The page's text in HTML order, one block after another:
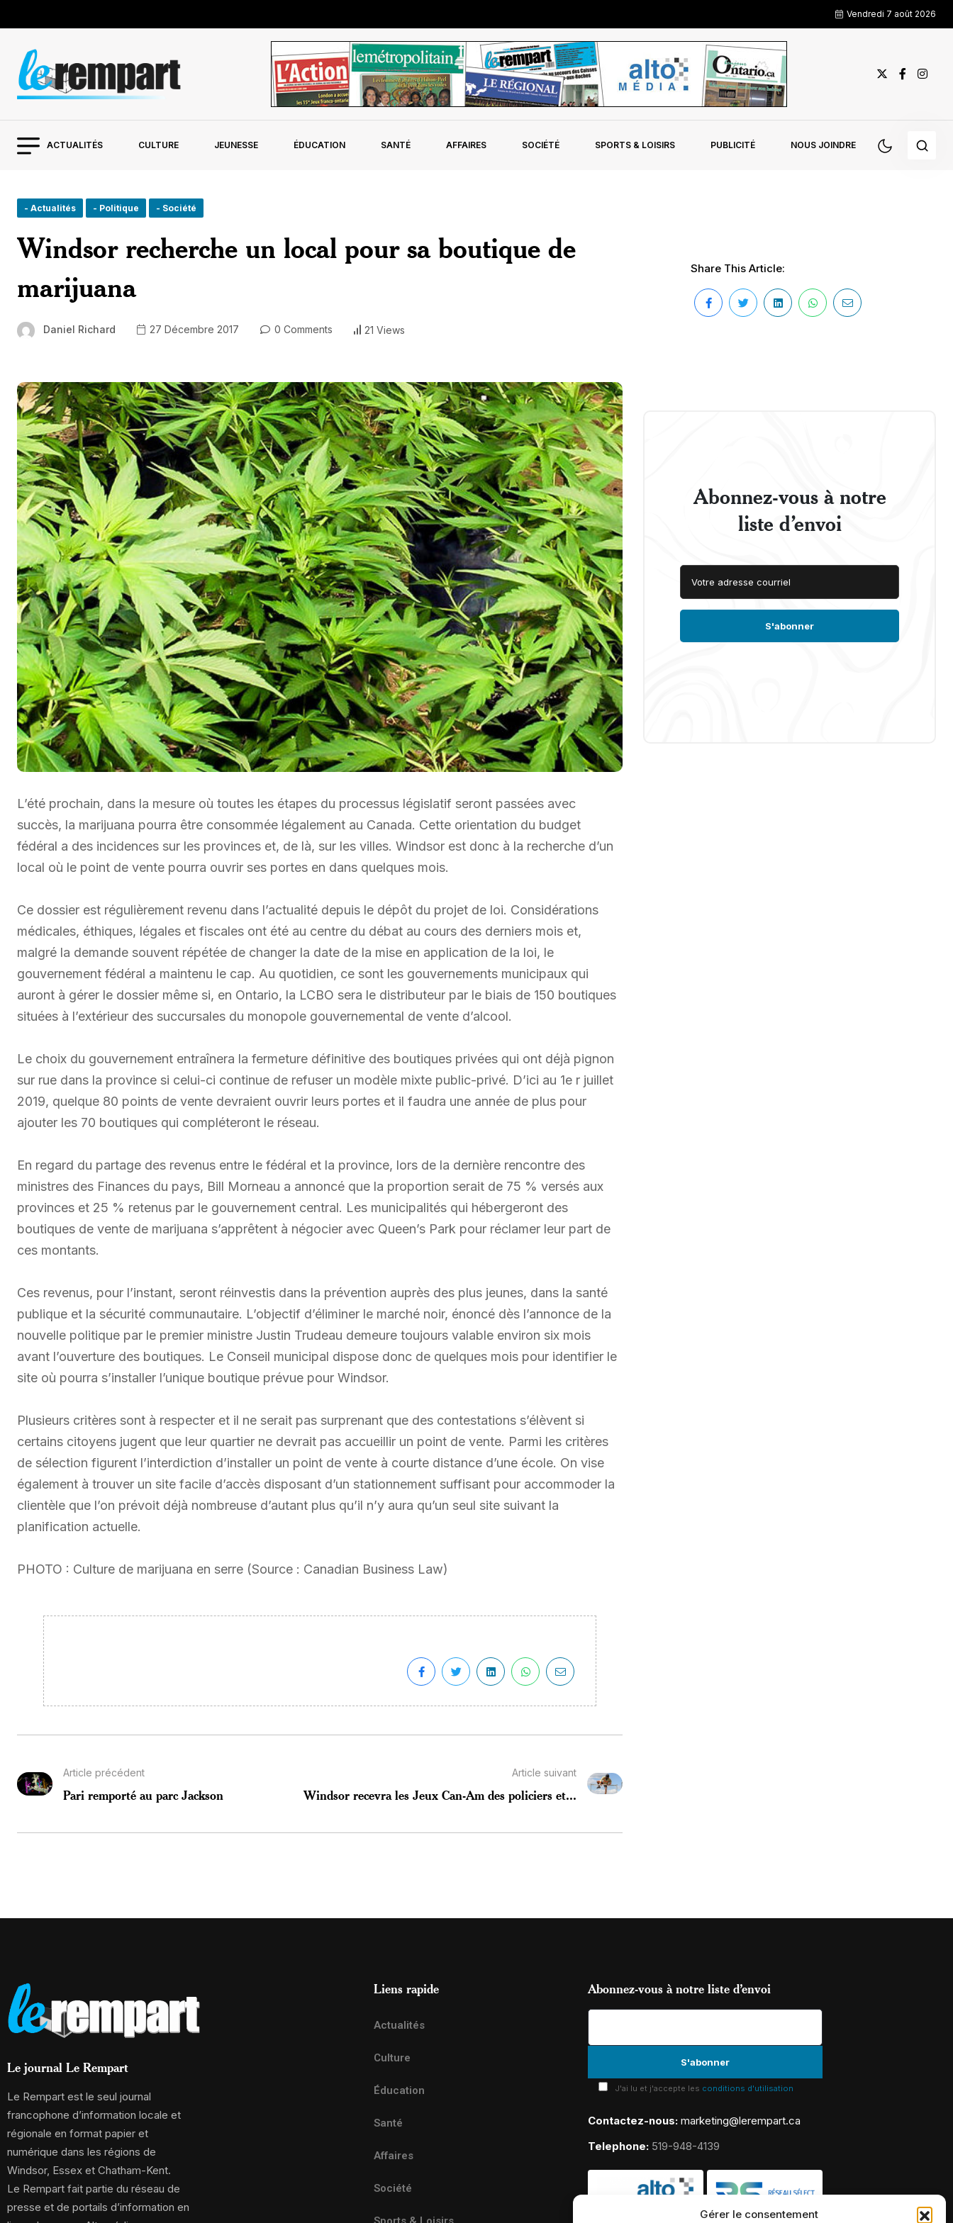
Gérer le consentement
Vendredi 7 août 2026
ACTUALITÉS CULTURE JEUNESSE ÉDUCATION SANTÉ AFFAIRES SOCIÉTÉ SPORTS & LOISIRS PUBLICITÉ NOUS JOINDRE
- Actualités - Politique - Société
Windsor recherche un local pour sa boutique de
marijuana
Daniel Richard 27 Décembre 2017 0 Comments 21 Views
Share This Article:
L’été prochain, dans la mesure où toutes les étapes du processus législatif seront passées avec
succès, la marijuana pourra être consommée légalement au Canada. Cette orientation du budget
fédéral a des incidences sur les provinces et, de là, sur les villes. Windsor est donc à la recherche d’un
local où le point de vente pourra ouvrir ses portes en dans quelques mois.
Ce dossier est régulièrement revenu dans l’actualité depuis le dépôt du projet de loi. Considérations
médicales, éthiques, légales et fiscales ont été au centre du débat au cours des derniers mois et,
malgré la demande souvent répétée de changer la date de la mise en application de la loi, le
gouvernement fédéral a maintenu le cap. Au quotidien, ce sont les gouvernements municipaux qui
auront à gérer le dossier même si, en Ontario, la LCBO sera le distributeur par le biais de 150 boutiques
situées à l’extérieur des succursales du monopole gouvernemental de vente d’alcool.
Le choix du gouvernement entraînera la fermeture définitive des boutiques privées qui ont déjà pignon
sur rue dans la province si celui-ci continue de refuser un modèle mixte public-privé. D’ici au 1e r juillet
2019, quelque 80 points de vente devraient ouvrir leurs portes et il faudra une année de plus pour
ajouter les 70 boutiques qui compléteront le réseau.
En regard du partage des revenus entre le fédéral et la province, lors de la dernière rencontre des
ministres des Finances du pays, Bill Morneau a annoncé que la proportion serait de 75 % versés aux
provinces et 25 % retenus par le gouvernement central. Les municipalités qui hébergeront des
boutiques de vente de marijuana s’apprêtent à négocier avec Queen’s Park pour réclamer leur part de
ces montants.
Ces revenus, pour l’instant, seront réinvestis dans la prévention auprès des plus jeunes, dans la santé
publique et la sécurité communautaire. L’objectif d’éliminer le marché noir, énoncé dès l’annonce de la
nouvelle politique par le premier ministre Justin Trudeau demeure toujours valable environ six mois
avant l’ouverture des boutiques. Le Conseil municipal dispose donc de quelques mois pour identifier le
site où pourra s’installer l’unique boutique prévue pour Windsor.
Plusieurs critères sont à respecter et il ne serait pas surprenant que des contestations s’élèvent si
certains citoyens jugent que leur quartier ne devrait pas accueillir un point de vente. Parmi les critères
de sélection figurent l’interdiction d’installer un point de vente à courte distance d’une école. On vise
également à trouver un site facile d’accès disposant d’un stationnement suffisant pour accommoder la
clientèle que l’on prévoit déjà nombreuse d’autant plus qu’il n’y aura qu’un seul site suivant la
planification actuelle.
PHOTO : Culture de marijuana en serre (Source : Canadian Business Law)
Article précédent
Pari remporté au parc Jackson
Article suivant
Windsor recevra les Jeux Can-Am des policiers et...
Abonnez-vous à notre
liste d’envoi
Le journal Le Rempart
Le Rempart est le seul journal
francophone d’information locale et
régionale en format papier et
numérique dans les régions de
Windsor, Essex et Chatham-Kent.
Le Rempart fait partie du réseau de
presse et de portails d’information en
Liens rapide
Actualités
Culture
Éducation
Santé
Affaires
Société
Abonnez-vous à notre liste d’envoi
J'ai lu et j'accepte les conditions d'utilisation
Contactez-nous: marketing@lerempart.ca
Telephone: 519-948-4139